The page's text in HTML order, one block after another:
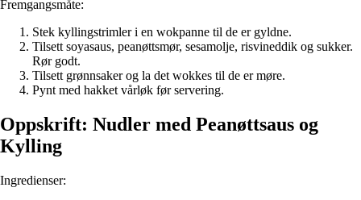
Fremgangsmåte:
Stek kyllingstrimler i en wokpanne til de er gyldne.
Tilsett soyasaus, peanøttsmør, sesamolje, risvineddik og sukker.
Rør godt.
Tilsett grønnsaker og la det wokkes til de er møre.
Pynt med hakket vårløk før servering.
Oppskrift: Nudler med Peanøttsaus og
Kylling
Ingredienser: